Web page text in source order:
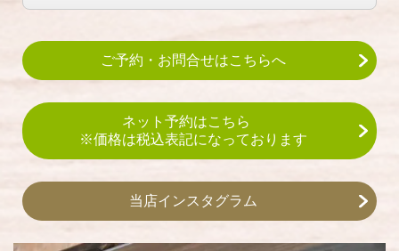
ご予約・お問合せはこちらへ
ネット予約はこちら
※価格は税込表記になっております
当店インスタグラム